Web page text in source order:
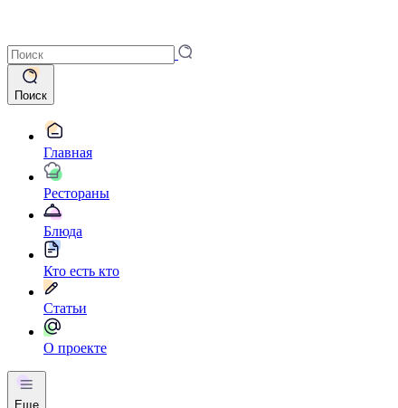
Поиск
Главная
Рестораны
Блюда
Кто есть кто
Статьи
О проекте
Еще